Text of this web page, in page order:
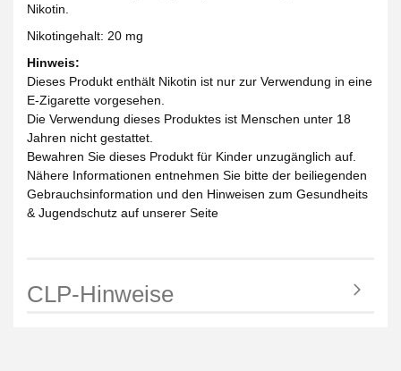
Nikotin.
Nikotingehalt: 20 mg
Hinweis:
Dieses Produkt enthält Nikotin ist nur zur Verwendung in eine
E-Zigarette vorgesehen.
Die Verwendung dieses Produktes ist Menschen unter 18
Jahren nicht gestattet.
Bewahren Sie dieses Produkt für Kinder unzugänglich auf.
Nähere Informationen entnehmen Sie bitte der beiliegenden
Gebrauchsinformation und den Hinweisen zum Gesundheits
& Jugendschutz auf unserer Seite
CLP-Hinweise